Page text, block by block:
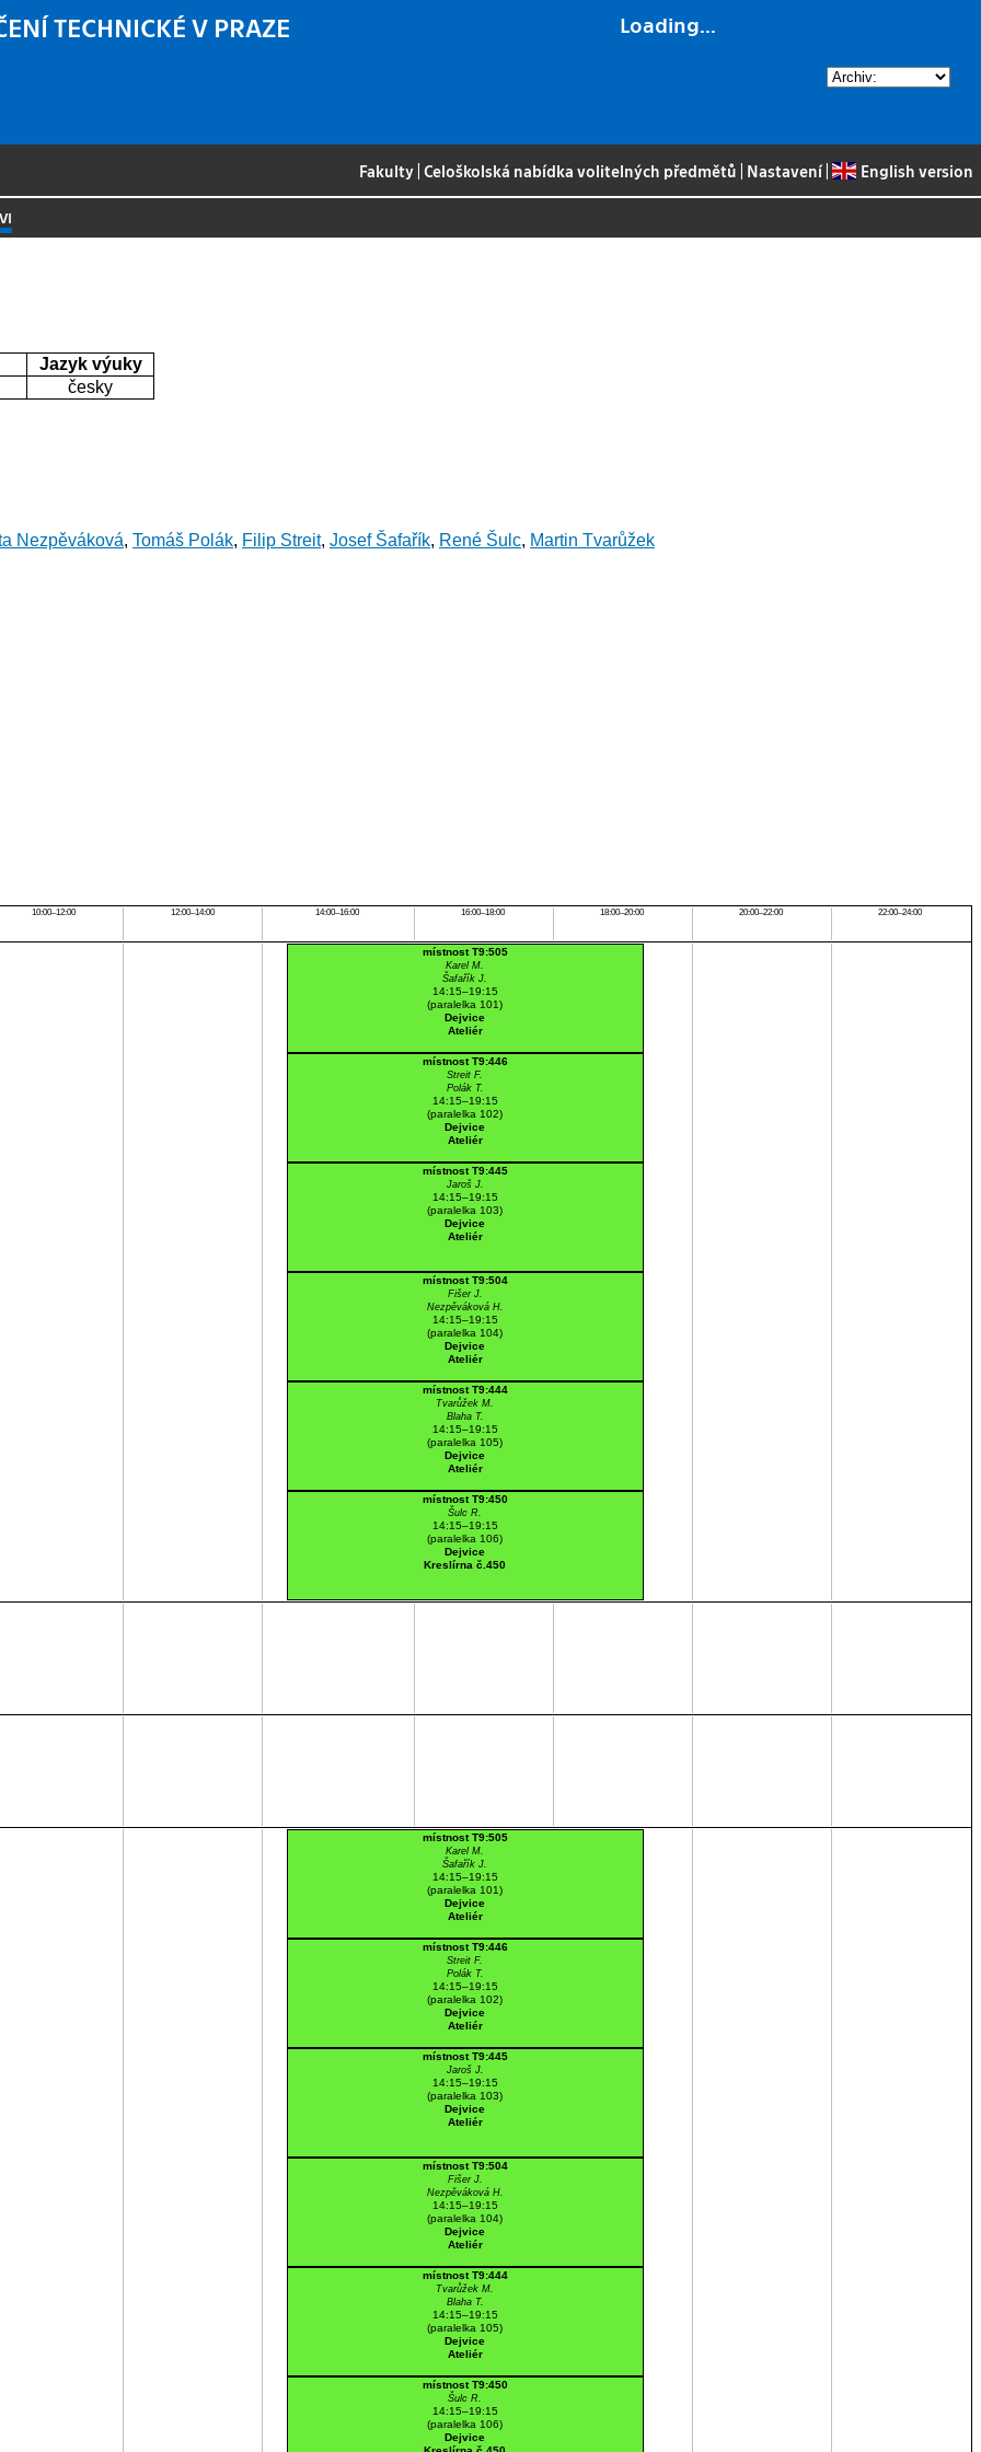
Loading...
TECHNICKÉ V PRAZE
Fakulty |Celoškolská nabídka volitelných předmětů Nastavení| English version
Jazyk výuky
česky
Nezpěváková, Tomáš Polák, Filip Streit, Josef Šafařík, René Šulc, Martin Tvarůžek
10:00–12:00 12:00–14:00 14:00–16:00 16:00–18:00 18:00–20:00 20:00–22:00 22:00–24:00
místnost T9:505
Karel M.
Šafařík J.
14:15–19:15
(paralelka 101)
Dejvice
Ateliér
místnost T9:446
Streit F.
Polák T.
14:15–19:15
(paralelka 102)
Dejvice
Ateliér
místnost T9:445
Jaroš J.
14:15–19:15
(paralelka 103)
Dejvice
Ateliér
místnost T9:504
Fišer J.
Nezpěváková H.
14:15–19:15
(paralelka 104)
Dejvice
Ateliér
místnost T9:444
Tvarůžek M.
Blaha T.
14:15–19:15
(paralelka 105)
Dejvice
Ateliér
místnost T9:450
Šulc R.
14:15–19:15
(paralelka 106)
Dejvice
Kreslírna č.450
místnost T9:505
Karel M.
Šafařík J.
14:15–19:15
(paralelka 101)
Dejvice
Ateliér
místnost T9:446
Streit F.
Polák T.
14:15–19:15
(paralelka 102)
Dejvice
Ateliér
místnost T9:445
Jaroš J.
14:15–19:15
(paralelka 103)
Dejvice
Ateliér
místnost T9:504
Fišer J.
Nezpěváková H.
14:15–19:15
(paralelka 104)
Dejvice
Ateliér
místnost T9:444
Tvarůžek M.
Blaha T.
14:15–19:15
(paralelka 105)
Dejvice
Ateliér
místnost T9:450
Šulc R.
14:15–19:15
(paralelka 106)
Dejvice